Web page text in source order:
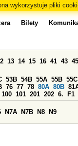
wykorzystuje pliki
Bilety
13 14 15 16 41 43 45
53B 54B 55A 55B 55C
76 77 78 80A 80B
100 101 201 202 6. F1
N7A N7B N8 N9